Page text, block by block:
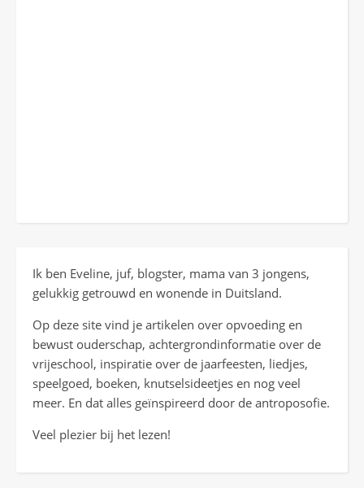
Ik ben Eveline, juf, blogster, mama van 3 jongens,
gelukkig getrouwd en wonende in Duitsland.
Op deze site vind je artikelen over opvoeding en
bewust ouderschap, achtergrondinformatie over de
vrijeschool, inspiratie over de jaarfeesten, liedjes,
speelgoed, boeken, knutselsideetjes en nog veel
meer. En dat alles geïnspireerd door de antroposofie.
Veel plezier bij het lezen!